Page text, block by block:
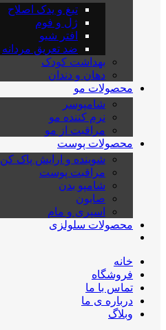
تیغ و یدک اصلاح
ژل و فوم
افتر شیو
ضد تعریق مردانه
بهداشت کودک
دهان و دندان
محصولات مو
شامپوسر
نرم کننده مو
مراقبت از مو
محصولات پوست
شوینده و ارایش پاک کن
مراقبت پوست
شامپو بدن
صابون
اسپری و مام
محصولات سلولزی
خانه
فروشگاه
تماس با ما
درباره ی ما
وبلاگ